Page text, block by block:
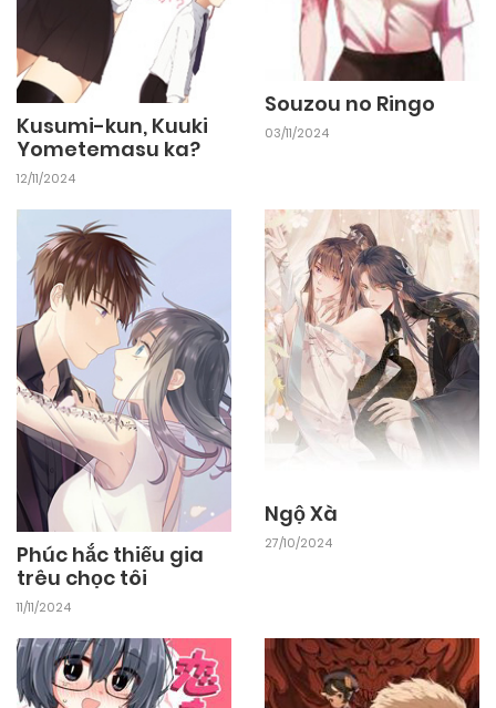
Kusumi-kun, Kuuki
Yometemasu ka?
12/11/2024
Souzou no Ringo
03/11/2024
Phúc hắc thiếu gia
trêu chọc tôi
11/11/2024
Ngộ Xà
27/10/2024